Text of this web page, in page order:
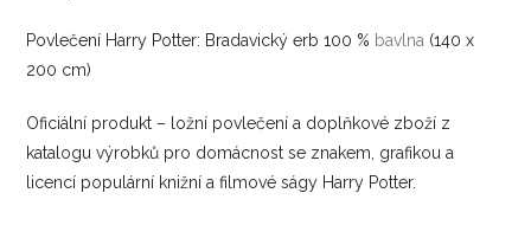
Povlečení Harry Potter: Bradavický erb 100 % bavlna (140 x
200 cm)
Oficiální produkt – ložní povlečení a doplňkové zboží z
katalogu výrobků pro domácnost se znakem, grafikou a
licencí populární knižní a filmové ságy Harry Potter.